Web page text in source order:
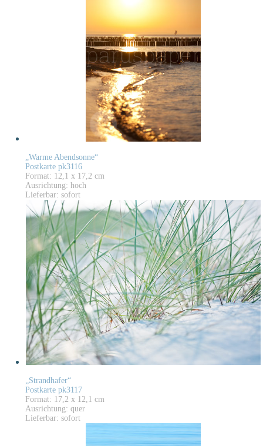
„Warme Abendsonne“
Postkarte pk3116
Format: 12,1 x 17,2 cm
Ausrichtung: hoch
Lieferbar: sofort
„Strandhafer“
Postkarte pk3117
Format: 17,2 x 12,1 cm
Ausrichtung: quer
Lieferbar: sofort